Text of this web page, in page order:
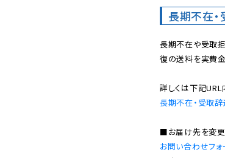
長期不在
長期不在や受取
復の送料を実費
長期不在・受取
お問い合わせフォ